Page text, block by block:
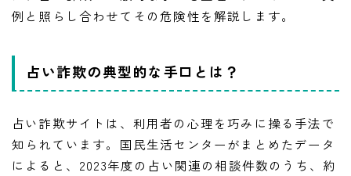
例と照らし合わせてその危険性を解説します。
占い詐欺の典型的な手口とは？
占い詐欺サイトは、利用者の心理を巧みに操る手法で
知られています。国民生活センターがまとめたデータ
によると、2023年度の占い関連の相談件数のうち、約